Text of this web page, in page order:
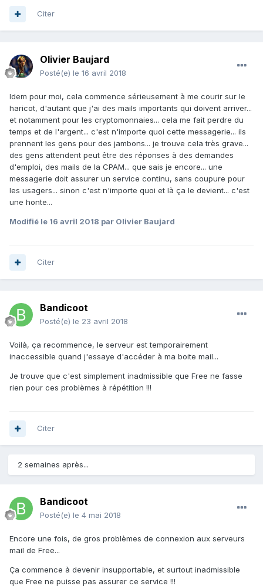
Citer
Olivier Baujard
Posté(e) le 16 avril 2018
Idem pour moi, cela commence sérieusement à me courir sur le
haricot, d'autant que j'ai des mails importants qui doivent arriver...
et notamment pour les cryptomonnaies... cela me fait perdre du
temps et de l'argent... c'est n'importe quoi cette messagerie... ils
prennent les gens pour des jambons... je trouve cela très grave...
des gens attendent peut être des réponses à des demandes
d'emploi, des mails de la CPAM... que sais je encore... une
messagerie doit assurer un service continu, sans coupure pour
les usagers... sinon c'est n'importe quoi et là ça le devient... c'est
une honte...
Modifié le 16 avril 2018 par Olivier Baujard
Citer
Bandicoot
Posté(e) le 23 avril 2018
Voilà, ça recommence, le serveur est temporairement
inaccessible quand j'essaye d'accéder à ma boite mail...
Je trouve que c'est simplement inadmissible que Free ne fasse
rien pour ces problèmes à répétition !!!
Citer
2 semaines après...
Bandicoot
Posté(e) le 4 mai 2018
Encore une fois, de gros problèmes de connexion aux serveurs
mail de Free...
Ça commence à devenir insupportable, et surtout inadmissible
que Free ne puisse pas assurer ce service !!!